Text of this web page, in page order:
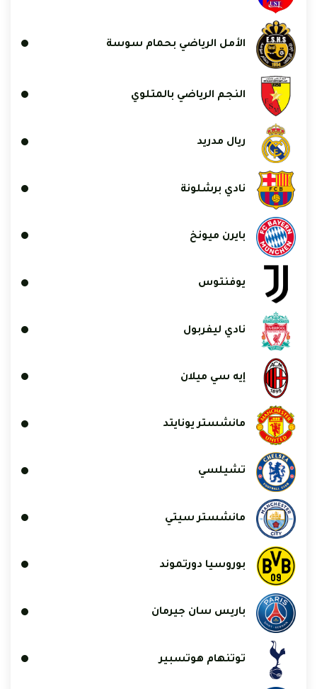
الأمل الرياضي بحمام سوسة
النجم الرياضي بالمتلوي
ريال مدريد
نادي برشلونة
بايرن ميونخ
يوفنتوس
نادي ليفربول
إيه سي ميلان
مانشستر يونايتد
تشيلسي
مانشستر سيتي
بوروسيا دورتموند
باريس سان جيرمان
توتنهام هوتسبير